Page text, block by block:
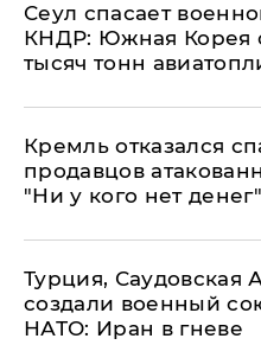
​Сеул спасает
КНДР: Южная Корея
тысяч тонн
Кремль отказался
продавцов
"Ни у кого нет денег"
Турция, Саудовская
создали военный
НАТО: Иран в гневе